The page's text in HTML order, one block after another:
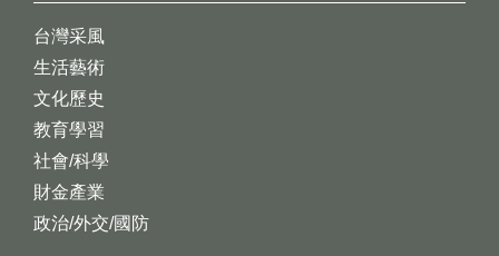
台灣采風
生活藝術
文化歷史
教育學習
社會/科學
財金產業
政治/外交/國防